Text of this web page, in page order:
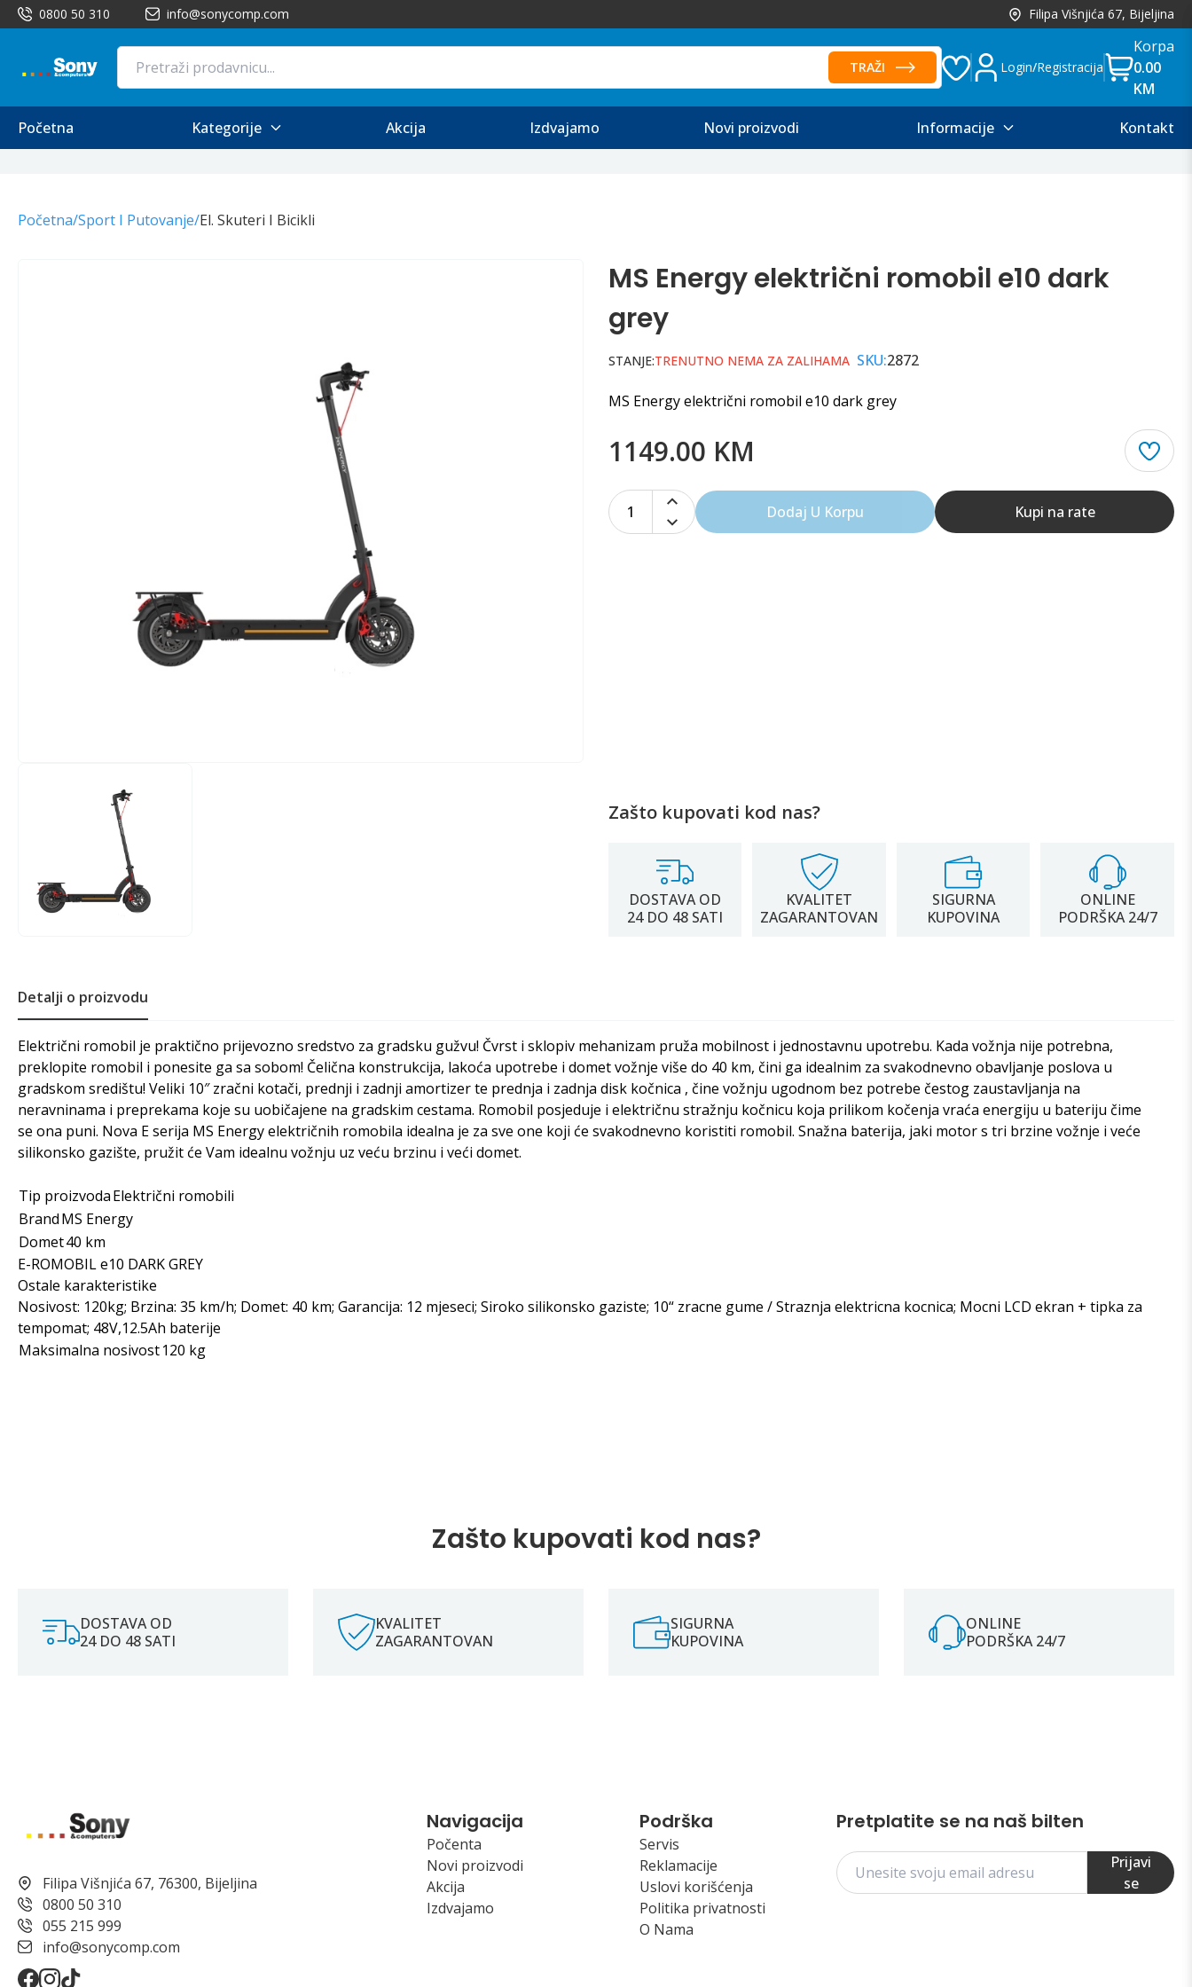
0800 50 310 info@sonycomp.com Filipa Višnjića 67, Bijeljina
TRAŽI Login/Registracija
Korpa
0.00
KM
Početna
Kategorije Akcija Izdvajamo Novi proizvodi Informacije Kontakt
Početna/Sport I Putovanje/El. Skuteri I Bicikli
MS Energy električni romobil e10 dark
grey
STANJE:TRENUTNO NEMA ZA ZALIHAMA SKU:2872
MS Energy električni romobil e10 dark grey
1149.00 KM
1 Dodaj U Korpu Kupi na rate
Zašto kupovati kod nas?
DOSTAVA OD
24 DO 48 SATI
KVALITET
ZAGARANTOVAN
SIGURNA
KUPOVINA
ONLINE
PODRŠKA 24/7
Detalji o proizvodu
Električni romobil je praktično prijevozno sredstvo za gradsku gužvu! Čvrst i sklopiv mehanizam pruža mobilnost i jednostavnu upotrebu. Kada vožnja nije potrebna,
preklopite romobil i ponesite ga sa sobom! Čelična konstrukcija, lakoća upotrebe i domet vožnje više do 40 km, čini ga idealnim za svakodnevno obavljanje poslova u
gradskom središtu! Veliki 10″ zračni kotači, prednji i zadnji amortizer te prednja i zadnja disk kočnica , čine vožnju ugodnom bez potrebe čestog zaustavljanja na
neravninama i preprekama koje su uobičajene na gradskim cestama. Romobil posjeduje i električnu stražnju kočnicu koja prilikom kočenja vraća energiju u bateriju čime
se ona puni. Nova E serija MS Energy električnih romobila idealna je za sve one koji će svakodnevno koristiti romobil. Snažna baterija, jaki motor s tri brzine vožnje i veće
silikonsko gazište, pružit će Vam idealnu vožnju uz veću brzinu i veći domet.
Tip proizvodaElektrični romobili
BrandMS Energy
Domet40 km
E-ROMOBIL e10 DARK GREY
Ostale karakteristike
Nosivost: 120kg; Brzina: 35 km/h; Domet: 40 km; Garancija: 12 mjeseci; Siroko silikonsko gaziste; 10“ zracne gume / Straznja elektricna kocnica; Mocni LCD ekran + tipka za
tempomat; 48V,12.5Ah baterije
Maksimalna nosivost120 kg
Zašto kupovati kod nas?
DOSTAVA OD
24 DO 48 SATI
KVALITET
ZAGARANTOVAN
SIGURNA
KUPOVINA
ONLINE
PODRŠKA 24/7
Filipa Višnjića 67, 76300, Bijeljina
0800 50 310
055 215 999
info@sonycomp.com
Navigacija
Počenta
Novi proizvodi
Akcija
Izdvajamo
Podrška
Servis
Reklamacije
Uslovi korišćenja
Politika privatnosti
O Nama
Pretplatite se na naš bilten
Prijavi
se